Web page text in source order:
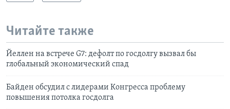
Читайте также
Йеллен на встрече G7: дефолт по госдолгу вызвал бы
глобальный экономический спад
Байден обсудил с лидерами Конгресса проблему
повышения потолка госдолга